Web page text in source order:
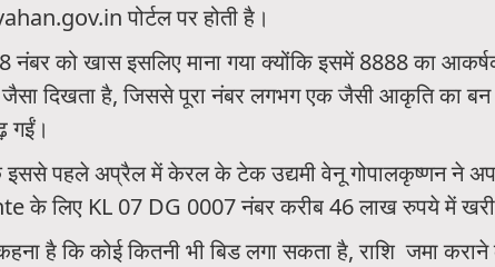
पोर्टल पर होती है।
नंबर को खास इसलिए माना गया क्योंकि इसमें 8888 का
जैसा दिखता है, जिससे पूरा नंबर लगभग एक जैसी आकृति का
गईं।
इससे पहले अप्रैल में केरल के टेक उद्यमी वेनू गोपालकृष्णन ने
के लिए KL 07 DG 0007 नंबर करीब 46 लाख रुपये में
है कि कोई कितनी भी बिड लगा सकता है, राशि जमा